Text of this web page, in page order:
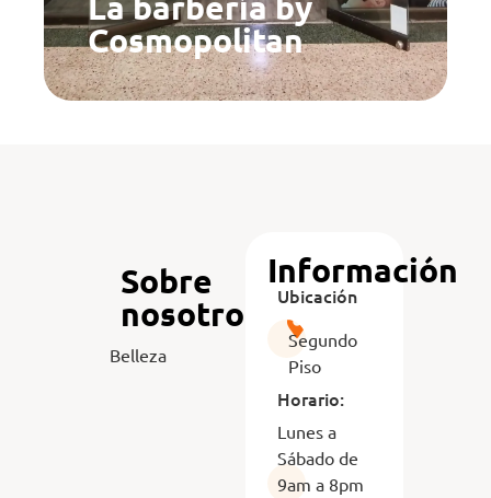
Cosmopolitan
Sobre
nosotros
Belleza
Información
Ubicación
Segundo
Piso
Horario:
Lunes a
Sábado de
9am a 8pm